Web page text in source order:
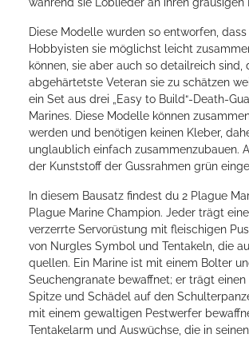
während sie Loblieder an ihren grausigen
Diese Modelle wurden so entworfen, dass
Hobbyisten sie möglichst leicht
können, sie aber auch so detailreich sind,
abgehärtetste Veteran sie zu schätzen
ein Set aus drei „Easy to Build“-Death-
Marines. Diese Modelle können
werden und benötigen keinen Kleber,
unglaublich einfach zusammenzubauen.
der Kunststoff der Gussrahmen grün
In diesem Bausatz findest du 2 Plague
Plague Marine Champion. Jeder trägt
verzerrte Servorüstung mit fleischigen
von Nurgles Symbol und Tentakeln, die
quellen. Ein Marine ist mit einem Bolter
Seuchengranate bewaffnet; er trägt
Spitze und Schädel auf den
mit einem gewaltigen Pestwerfer
Tentakelarm und Auswüchse, die in